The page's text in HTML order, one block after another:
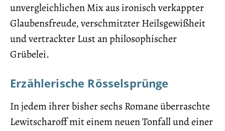
unvergleichlichen Mix aus ironisch verkappter
Glaubensfreude, verschmitzter Heilsgewißheit
und vertrackter Lust an philosophischer
Grübelei.
Erzählerische Rösselsprünge
In jedem ihrer bisher sechs Romane überraschte
Lewitscharoff mit einem neuen Tonfall und einer